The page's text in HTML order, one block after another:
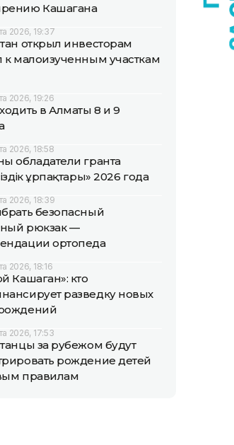
Кашагана
2026, 19:37
открыл инвесторам
к малоизученным участкам
2026, 19:26
в Алматы 8 и 9
2026, 18:58
обладатели гранта
ұрпақтары» 2026 года
2026, 18:39
безопасный
рюкзак —
ортопеда
2026, 18:16
Кашаган»: кто
разведку новых
2026, 17:53
за рубежом будут
рождение детей
правилам